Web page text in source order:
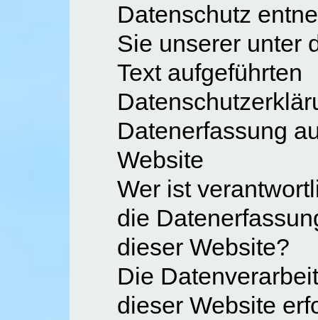
Datenschutz
Sie unserer unter
Text aufgeführten
Datenerfassung
Website
Wer ist
die
dieser Website?
Die
dieser Website